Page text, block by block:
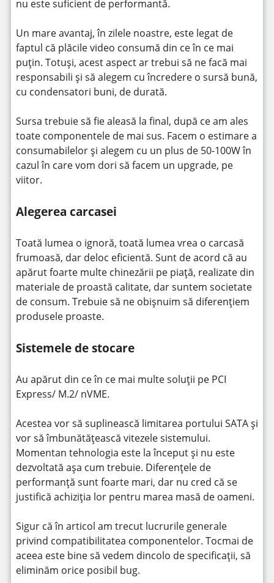
nu este suficient de performantă.
Un mare avantaj, în zilele noastre, este legat de
faptul că plăcile video consumă din ce în ce mai
puțin. Totuși, acest aspect ar trebui să ne facă mai
responsabili și să alegem cu încredere o sursă bună,
cu condensatori buni, de durată.
Sursa trebuie să fie aleasă la final, după ce am ales
toate componentele de mai sus. Facem o estimare a
consumabilelor și alegem cu un plus de 50-100W în
cazul în care vom dori să facem un upgrade, pe
viitor.
Alegerea carcasei
Toată lumea o ignoră, toată lumea vrea o carcasă
frumoasă, dar deloc eficientă. Sunt de acord că au
apărut foarte multe chinezării pe piață, realizate din
materiale de proastă calitate, dar suntem societate
de consum. Trebuie să ne obișnuim să diferențiem
produsele proaste.
Sistemele de stocare
Au apărut din ce în ce mai multe soluții pe PCI
Express/ M.2/ nVME.
Acestea vor să suplinească limitarea portului SATA și
vor să îmbunătățească vitezele sistemului.
Momentan tehnologia este la început și nu este
dezvoltată așa cum trebuie. Diferențele de
performanță sunt foarte mari, dar nu cred că se
justifică achiziția lor pentru marea masă de oameni.
Sigur că în articol am trecut lucrurile generale
privind compatibilitatea componentelor. Tocmai de
aceea este bine să vedem dincolo de specificații, să
eliminăm orice posibil bug.